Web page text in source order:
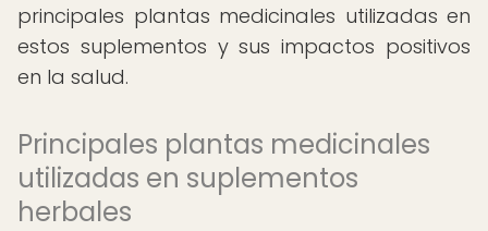
principales plantas medicinales utilizadas en
estos suplementos y sus impactos positivos
en la salud.
Principales plantas medicinales
utilizadas en suplementos
herbales